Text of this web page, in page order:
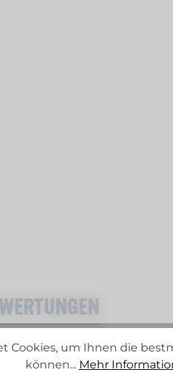
Cookies, um Ihnen die
können... Mehr